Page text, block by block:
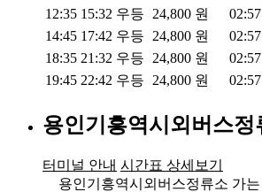
12:35 15:32 우등 24,800 원
02:57
14:45 17:42 우등 24,800 원
02:57
18:35 21:32 우등 24,800 원
02:57
19:45 22:42 우등 24,800 원 02:57
용인기흥역시외버스정
터미널 안내 시간표 상세보기
용인기흥역시외버스정류소 가는